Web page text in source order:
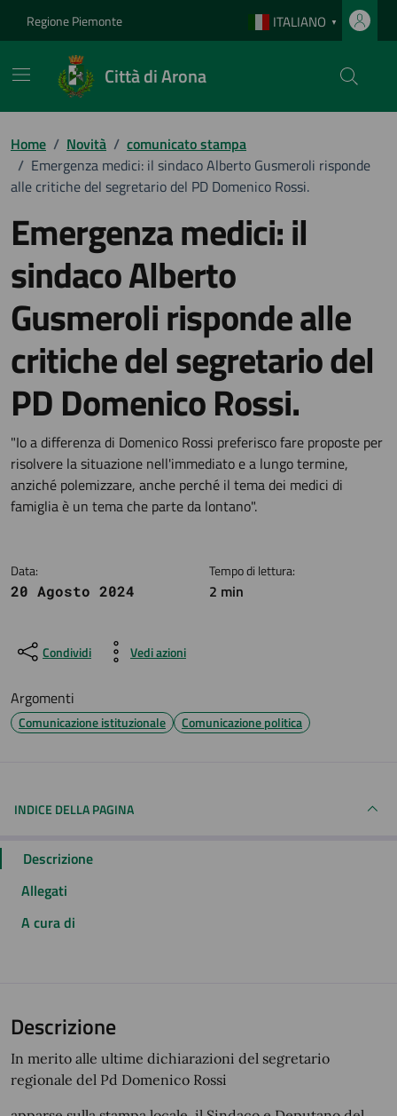
Regione Piemonte ITALIANO ▼
Città di Arona
Home / Novità / comunicato stampa
/ Emergenza medici: il sindaco Alberto Gusmeroli risponde
alle critiche del segretario del PD Domenico Rossi.
Emergenza medici: il
sindaco Alberto
Gusmeroli risponde alle
critiche del segretario del
PD Domenico Rossi.
Dettagli della notizia
"Io a differenza di Domenico Rossi preferisco fare proposte per
risolvere la situazione nell'immediato e a lungo termine,
anziché polemizzare, anche perché il tema dei medici di
famiglia è un tema che parte da lontano".
Data:
20 Agosto 2024
Tempo di lettura:
2 min
Condividi Vedi azioni
Argomenti
Comunicazione istituzionale Comunicazione politica
INDICE DELLA PAGINA
Descrizione
Allegati
A cura di
Descrizione
In merito alle ultime dichiarazioni del segretario
regionale del Pd Domenico Rossi